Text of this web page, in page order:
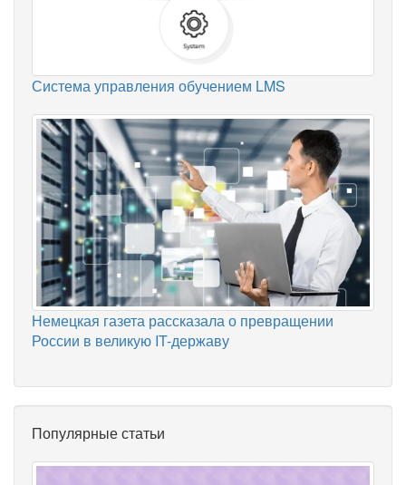
Система управления обучением LMS
Немецкая газета рассказала о превращении
России в великую IT-державу
Популярные статьи